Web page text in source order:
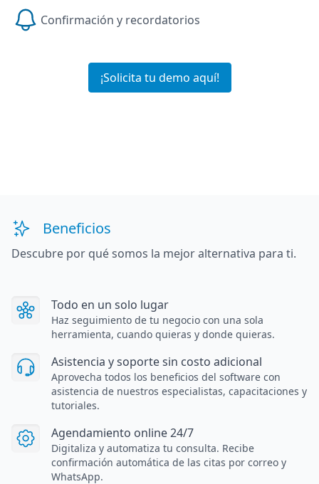
Confirmación y recordatorios
¡Solicita tu demo aquí!
Beneficios
Descubre por qué somos la mejor alternativa para ti.
Todo en un solo lugar
Haz seguimiento de tu negocio con una sola
herramienta, cuando quieras y donde quieras.
Asistencia y soporte sin costo adicional
Aprovecha todos los beneficios del software con
asistencia de nuestros especialistas, capacitaciones y
tutoriales.
Agendamiento online 24/7
Digitaliza y automatiza tu consulta. Recibe
confirmación automática de las citas por correo y
WhatsApp.